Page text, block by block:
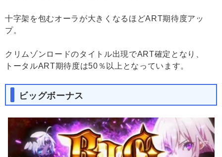
十字架を包むオーラが大きくなるほどART期待度アッ
プ。
クリムゾンロードのタイトル出現でART確定となり、
トータルART期待度は50％以上となっています。
ビッグボーナス